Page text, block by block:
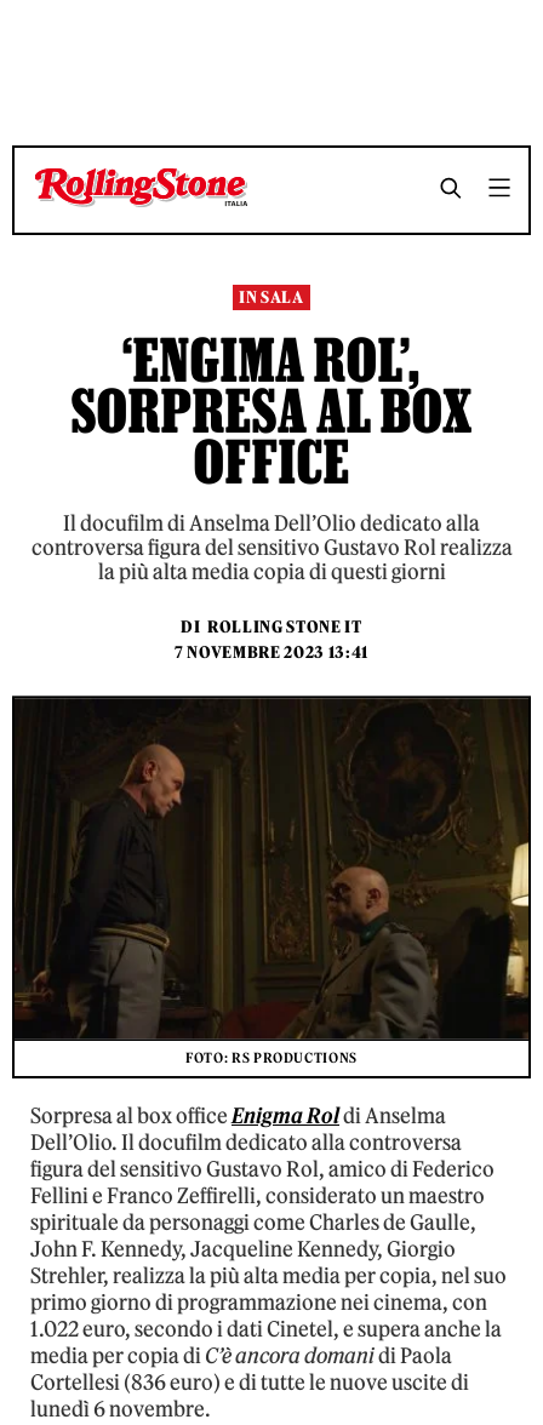
TEMPO DI LETTURA 3 MINUTI SHARE
TEMPO DI LETTURA 3 MINUTI SHARE
IN SALA
‘ENGIMA ROL’,
SORPRESA AL BOX
OFFICE
Il docufilm di Anselma Dell’Olio dedicato alla
controversa figura del sensitivo Gustavo Rol realizza
la più alta media copia di questi giorni
DI ROLLING STONE IT
7 NOVEMBRE 2023 13:41
FOTO: RS PRODUCTIONS
Sorpresa al box officeEnigma Roldi Anselma
Dell’Olio. Il docufilm dedicato alla controversa
figura del sensitivo Gustavo Rol, amico di Federico
Fellini e Franco Zeffirelli, considerato un maestro
spirituale da personaggi come Charles de Gaulle,
John F. Kennedy, Jacqueline Kennedy, Giorgio
Strehler, realizza la più alta media per copia, nel suo
primo giorno di programmazione nei cinema, con
1.022 euro, secondo i dati Cinetel, e supera anche la
media per copia diC’è ancora domanidi Paola
Cortellesi (836 euro) e di tutte le nuove uscite di
lunedì 6 novembre.